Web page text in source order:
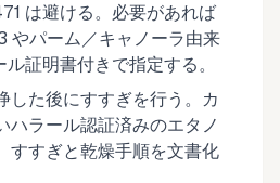
は避ける。必要があれば
やパーム／キャノーラ由来
証明書付きで指定する。
した後にすすぎを行う。カ
ハラール認証済みのエタノ
すすぎと乾燥手順を文書化